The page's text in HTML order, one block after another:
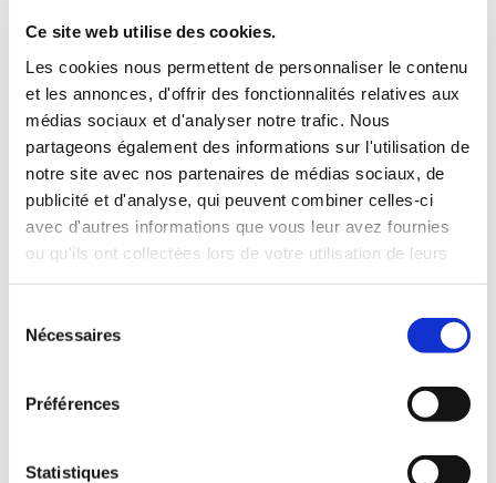
Ce site web utilise des cookies.
Les cookies nous permettent de personnaliser le contenu
et les annonces, d'offrir des fonctionnalités relatives aux
médias sociaux et d'analyser notre trafic. Nous
partageons également des informations sur l'utilisation de
notre site avec nos partenaires de médias sociaux, de
publicité et d'analyse, qui peuvent combiner celles-ci
avec d'autres informations que vous leur avez fournies
ou qu'ils ont collectées lors de votre utilisation de leurs
Nécessaires
Préférences
Statistiques
CARNET
D'ENTRAINEMENT
SAISON COMPLÈTE
Sports
25€00
JOURNAL SAISON
INDIVIDUELLE
17€00